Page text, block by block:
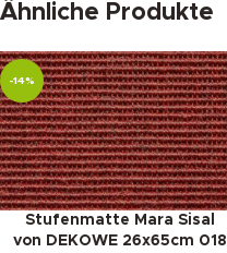
Ähnliche Produkte
-14%
Stufenmatte Mara Sisal
von DEKOWE 26x65cm 018